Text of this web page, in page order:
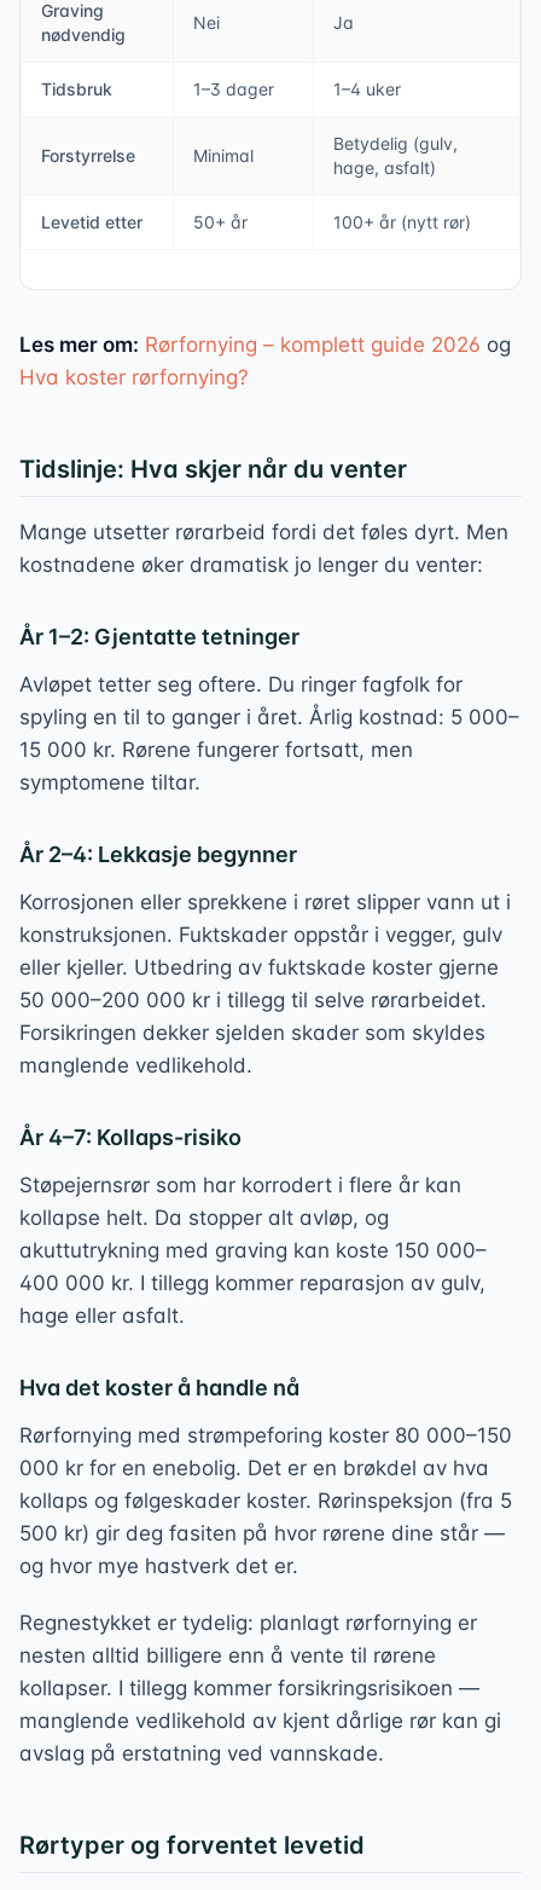
Graving
nødvendig
Nei Ja
Tidsbruk 1–3 dager 1–4 uker
Forstyrrelse Minimal
Betydelig (gulv,
hage, asfalt)
Levetid etter 50+ år 100+ år (nytt rør)
Les mer om: Rørfornying – komplett guide 2026 og
Hva koster rørfornying?
Tidslinje: Hva skjer når du venter
Mange utsetter rørarbeid fordi det føles dyrt. Men
kostnadene øker dramatisk jo lenger du venter:
År 1–2: Gjentatte tetninger
Avløpet tetter seg oftere. Du ringer fagfolk for
spyling en til to ganger i året. Årlig kostnad: 5 000–
15 000 kr. Rørene fungerer fortsatt, men
symptomene tiltar.
År 2–4: Lekkasje begynner
Korrosjonen eller sprekkene i røret slipper vann ut i
konstruksjonen. Fuktskader oppstår i vegger, gulv
eller kjeller. Utbedring av fuktskade koster gjerne
50 000–200 000 kr i tillegg til selve rørarbeidet.
Forsikringen dekker sjelden skader som skyldes
manglende vedlikehold.
År 4–7: Kollaps-risiko
Støpejernsrør som har korrodert i flere år kan
kollapse helt. Da stopper alt avløp, og
akuttutrykning med graving kan koste 150 000–
400 000 kr. I tillegg kommer reparasjon av gulv,
hage eller asfalt.
Hva det koster å handle nå
Rørfornying med strømpeforing koster 80 000–150
000 kr for en enebolig. Det er en brøkdel av hva
kollaps og følgeskader koster. Rørinspeksjon (fra 5
500 kr) gir deg fasiten på hvor rørene dine står —
og hvor mye hastverk det er.
Regnestykket er tydelig: planlagt rørfornying er
nesten alltid billigere enn å vente til rørene
kollapser. I tillegg kommer forsikringsrisikoen —
manglende vedlikehold av kjent dårlige rør kan gi
avslag på erstatning ved vannskade.
Rørtyper og forventet levetid